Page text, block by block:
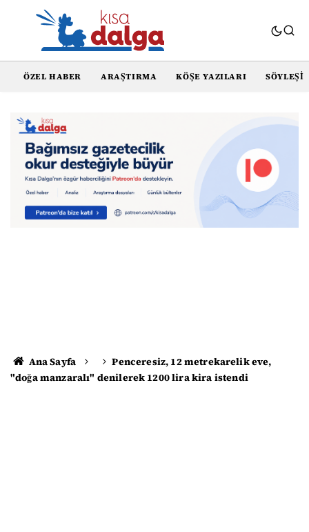
ÖZEL HABER ARAŞTIRMA KÖŞE YAZILARI SÖYLEŞI
Ana Sayfa
Penceresiz, 12 metrekarelik eve,
"doğa manzaralı" denilerek 1200 lira kira istendi